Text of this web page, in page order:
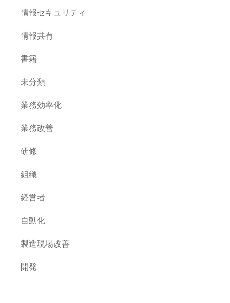
情報セキュリティ
情報共有
書籍
未分類
業務効率化
業務改善
研修
組織
経営者
自動化
製造現場改善
開発